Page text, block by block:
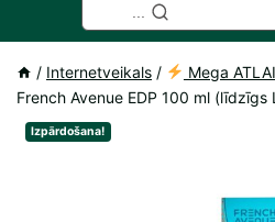
/ Internetveikals / Mega
French Avenue EDP 100 ml (līdzīgs
Izpārdošana!